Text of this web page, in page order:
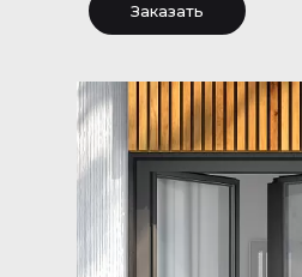
Заказать